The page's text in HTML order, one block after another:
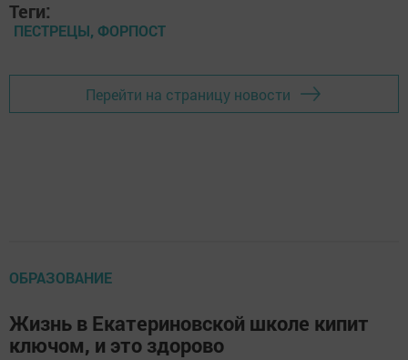
Теги:
ПЕСТРЕЦЫ, ФОРПОСТ
Перейти на страницу новости
ОБРАЗОВАНИЕ
Жизнь в Екатериновской школе кипит
ключом, и это здорово